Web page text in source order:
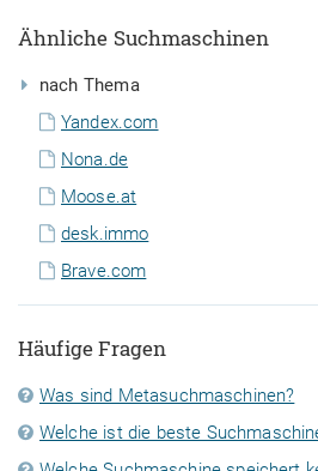
Ähnliche Suchmaschinen
nach Thema
Yandex.com
Nona.de
Moose.at
desk.immo
Brave.com
Häufige Fragen
Was sind Metasuchmaschinen?
Welche ist die beste